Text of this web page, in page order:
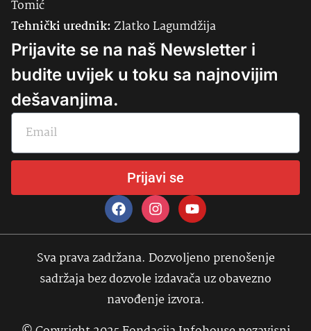
Tomić
Tehnički urednik:Zlatko Lagumdžija
Prijavite se na naš Newsletter i
budite uvijek u toku sa najnovijim
dešavanjima.
Prijavi se
Sva prava zadržana. Dozvoljeno prenošenje
sadržaja bez dozvole izdavača uz obavezno
navođenje izvora.